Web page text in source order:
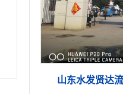
山东水发贤达